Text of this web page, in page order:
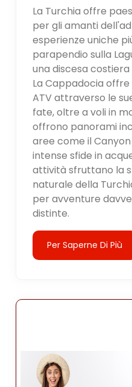
La Turchia offre
per gli amanti
esperienze uniche
parapendio sulla
una discesa
La Cappadocia
ATV attraverso le
fate, oltre a voli in
offrono panorami
aree come il
intense sfide in
attività sfruttano la
naturale della
per avventure
distinte.
Per Saperne Di Più